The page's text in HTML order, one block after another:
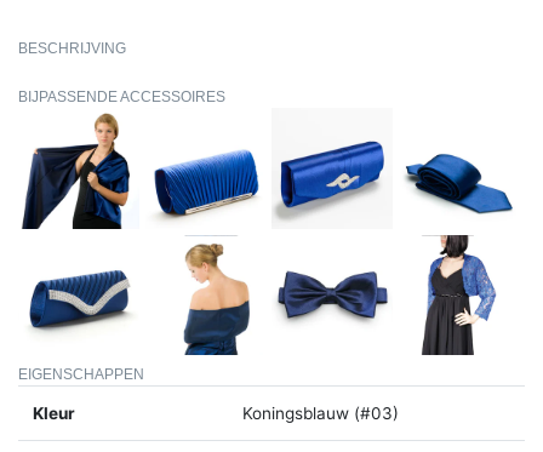
BESCHRIJVING
BIJPASSENDE ACCESSOIRES
EIGENSCHAPPEN
Kleur Koningsblauw (#03)